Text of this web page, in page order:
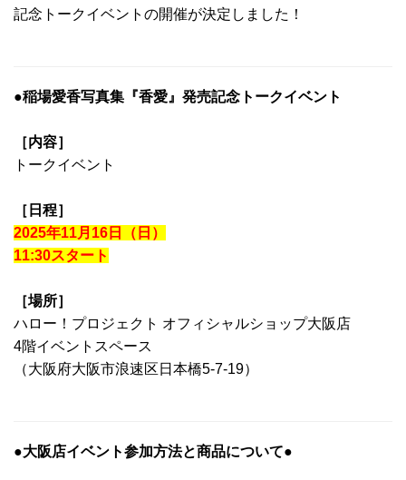
記念トークイベントの開催が決定しました！
●稲場愛香写真集『香愛』発売記念トークイベント
［内容］
トークイベント
［日程］
2025年11月16日（日）
11:30スタート
［場所］
ハロー！プロジェクト オフィシャルショップ大阪店
4階イベントスペース
（大阪府大阪市浪速区日本橋5-7-19）
●大阪店イベント参加方法と商品について●